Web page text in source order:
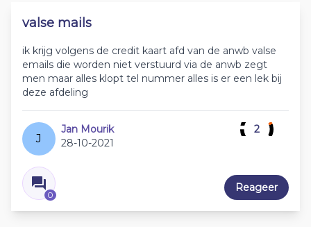
valse mails
ik krijg volgens de credit kaart afd van de anwb valse
emails die worden niet verstuurd via de anwb zegt
men maar alles klopt tel nummer alles is er een lek bij
deze afdeling
J
Jan Mourik
28-10-2021
0
2
Reageer